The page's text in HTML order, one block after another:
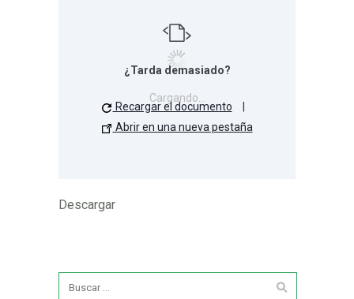
Cargando...
¿Tarda demasiado?
Recargar el documento
Abrir en una nueva pestaña
Descargar